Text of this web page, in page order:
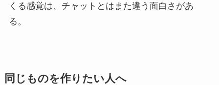
くる感覚は、チャットとはまた違う面白さがあ
る。
同じものを作りたい人へ